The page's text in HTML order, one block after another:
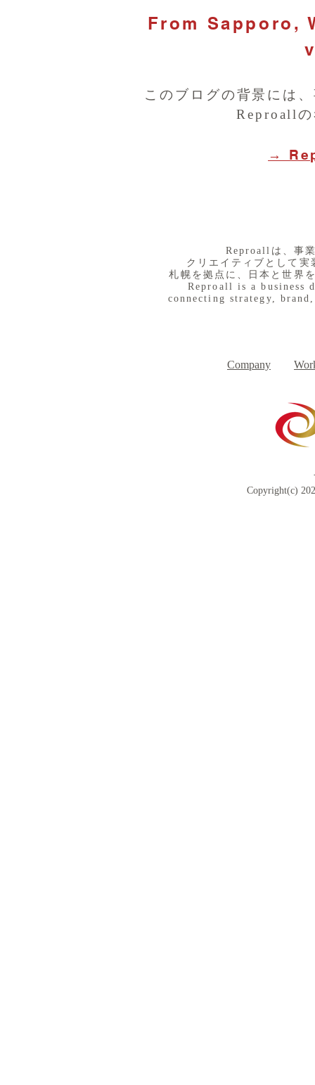
From Sapporo,
このブログの背景には
Reproallの
→
​Reproallは、事
クリエイティブとして
札幌を拠点に、日本と世界
Reproall is a business
connecting strategy,
Company
Copyright(c)